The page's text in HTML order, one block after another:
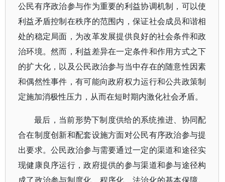
公民有序政治参与作为重要的利益协调机制，可以使
利益矛盾控制在秩序的范围内，保证社会成员和谐相
处的稳定局面，为改革发展提供良好的社会条件和政
治环境。然而，利益差异在一定条件和作用方式之下
的扩大化，以及公民政治参与当中存在的随意性因素
和偶然性事件，有可能向政府权力运行和公共政策制
定施加消极性压力，从而在短时期内激化社会矛盾。
最后，当前形势下制度供给的系统推进、协同配
合在制度创新和配套设施方面对公民有序政治参与提
出要求。公民政治参与需要通过一定的渠道和途径实
现健康良序运行，政府提供的参与渠道和参与途径构